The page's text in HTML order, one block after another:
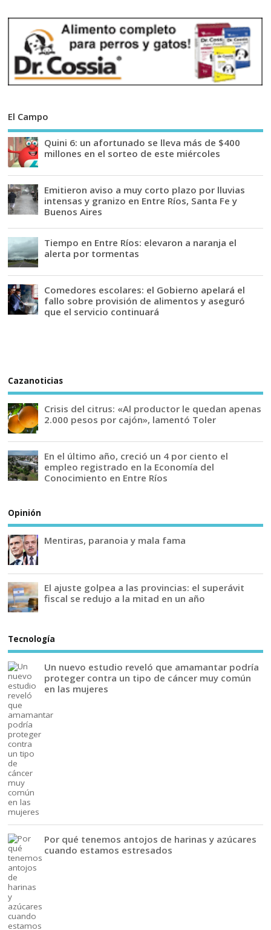
El Campo
Quini 6: un afortunado se lleva más de $400
millones en el sorteo de este miércoles
Emitieron aviso a muy corto plazo por lluvias
intensas y granizo en Entre Ríos, Santa Fe y
Buenos Aires
Tiempo en Entre Ríos: elevaron a naranja el
alerta por tormentas
Comedores escolares: el Gobierno apelará el
fallo sobre provisión de alimentos y aseguró
que el servicio continuará
Cazanoticias
Crisis del citrus: «Al productor le quedan apenas
2.000 pesos por cajón», lamentó Toler
En el último año, creció un 4 por ciento el
empleo registrado en la Economía del
Conocimiento en Entre Ríos
Opinión
Mentiras, paranoia y mala fama
El ajuste golpea a las provincias: el superávit
fiscal se redujo a la mitad en un año
Tecnología
Un nuevo estudio reveló que amamantar podría
proteger contra un tipo de cáncer muy común
en las mujeres
Por qué tenemos antojos de harinas y azúcares
cuando estamos estresados